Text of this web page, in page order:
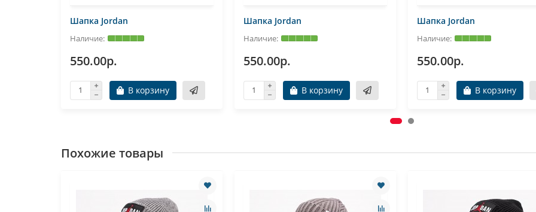
Шапка Jordan
550.00р.
В корзину
Шапка Jordan
550.00р.
В корзину
Шапка Jordan
550.00р.
В корзину
Похожие товары